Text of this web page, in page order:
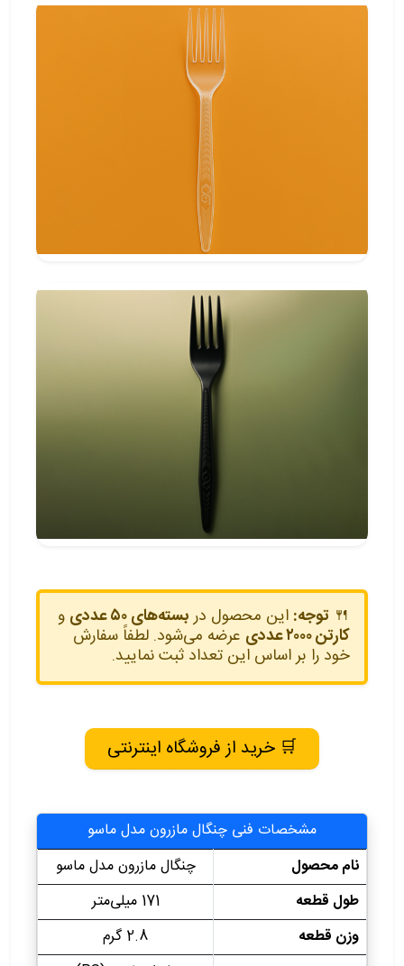
🍴 توجه: این محصول دربسته‌های ۵۰ عددی و
کارتن‌ ۲۰۰۰ عددی عرضه می‌شود. لطفاً سفارش
خود را بر اساس این تعداد ثبت نمایید.
🛒 خرید از فروشگاه اینترنتی
مشخصات فنی چنگال مازرون مدل ماسو
نام محصول
چنگال مازرون مدل ماسو
طول قطعه
171 میلی‌متر
وزن قطعه
2.8 گرم